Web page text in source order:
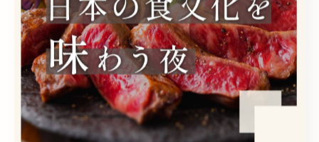
カテゴリー Categories
全てのカテゴリー
和牛
日本酒